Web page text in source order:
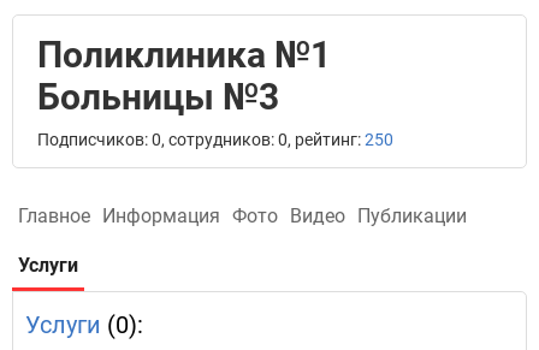
Поликлиника №1
Больницы №3
Подписчиков: 0, сотрудников: 0, рейтинг:250
Главное Информация Фото Видео Публикации
Услуги
Услуги (0):